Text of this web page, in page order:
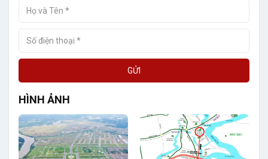
GỬI
HÌNH ẢNH